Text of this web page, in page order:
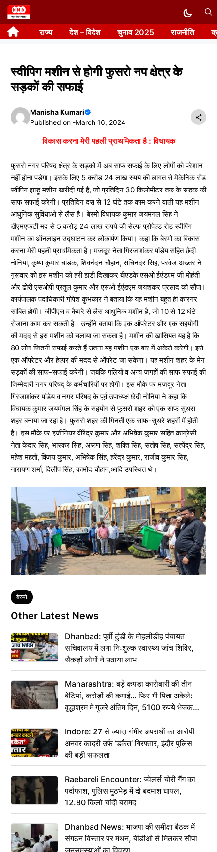
Skip
to
content राज्य देश – विदेश चुनाव 2025 राजनीति
स्वीपिग मशीन से होगी फुसरो नप क्षेत्र के
सड़कों की सफाई
Manisha Kumari
Published on -March 16, 2024
विकास करना मेरी पहली प्राथमिकता है : विधायक
फुसरो नगर परिषद क्षेत्र के सड़को में अब साफ सफाई के लिए लोगों को परेशान
नहीं होना पड़ेगा। इसके लिए 5 करोड़ 24 लाख रुपये की लागत से मैकेनिक रोड
स्वीपिग झाड़ू मशीन खरीदी गई है, जो प्रतिदिन 30 किलोमीटर तक के सड़क की
साफ सफाई करेगी। प्रतिदिन दस से 12 घंटे तक काम करने वाली यह मशीन
आधुनिक सुविधाओं से लैस है। बेरमो विधायक कुमार जयमंगल सिंह ने
डीएमएफटी मद से 5 करोड़ 24 लाख रूपये की सेल्फ प्रोपेल्ड रोड स्वीपिंग
मशीन का ऑनलाइन उद्घाटन कर लोकार्पण किया। कहा कि बेरमो का विकास
करना मेरी पहली प्राथमिकता है। मजदूर नेता गिरजाशंकर पांडेय सहित छेदी
नोनिया, कृष्ण कुमार चांडक, शिवनंदन चौहान, सचिनदर सिह, परवेज अख्तर ने
गुरूवार को इस मशीन को हरी झंडी दिखाकर बीएडके एसओ ईएंडएम जी मोहंती
और ढोरी एसओपी प्रतुल कुमार और एसओ ईएंडएम जयशंकर प्रसाद को सौपा।
कार्यपालक पदाघिकारी गोपेश कुंभकार ने बताया कि यह मशीन बहुत ही कारगर
साबित होगी। जीपीएस व कैमरे से लैस आधुनिक मशीन है, जो 10 से 12 घंटे
रोजाना काम कर सकती है। उन्होंने बताया कि एक ऑपरेटर और एक सहयोगी
की मदद से इस मशीन को चलाया जा सकता है। मशीन की खासियत यह है कि
80 लोग जितनी सफाई करते हैं उतना यह मशीन एक बार में अकेले करेगी। इसे
एक ऑपरेटर और हेल्पर की मदद से ऑपरेट जा सकेगा। यह मशीन शहर के मेन
सड़कों की साफ-सफाई करेगी। जबकि गलियों व अन्य जगहों की साफ सफाई की
जिम्मेदारी नगर परिषद् के कर्मचारियों पर होगी। इस मौके पर मजदूर नेता
गिरजाशंकर पांडेय व नगर परिषद के पूर्व उपाध्यक्ष छेदी नोनिया ने कहा कि
विघायक कुमार जयमंगल सिंह के सहयोग से फुसरो शहर को एक साफ सुथरा
शहर बनाया जा रहा है। फुसरो शहर की गिनती एक साफ-सुथरे शहरों में होती
है। इस मौके पर इंजीनियर वीरेंद्र कुमार और अभिषेक कुमार सहित कांग्रेसी
नेता केदार सिंह, भास्कर सिंह, अरूण सिंह, शक्ति सिंह, संतोष सिंह, सत्येंद्र सिंह,
महेश महतो, विजय कुमार, अभिषेक सिंह, हरेंद्र कुमार, राजीव कुमार सिंह,
नारायण शर्मा, दिलीप सिंह, कामोद चौहान,आदि उपस्थित थे।
Tags
बेरमो
Other Latest News
Dhanbad: पूर्वी टुंडी के मोहलीडीह पंचायत
सचिवालय में लगा निःशुल्क स्वास्थ्य जांच शिविर,
सैकड़ों लोगों ने उठाया लाभ
Maharashtra: बड़े कपड़ा कारोबारी की तीन
बेटियां, करोड़ों की कमाई… फिर भी पिता अकेले:
वृद्धाश्रम में गुजरे अंतिम दिन, 5100 रुपये भेजकर
कहा– अंतिम संस्कार कर दीजिए हम नहीं आ पाएंगे
Indore: 27 से ज्यादा गंभीर अपराधों का आरोपी
अनवर कादरी उर्फ ‘डकैत’ गिरफ्तार, इंदौर पुलिस
की बड़ी सफलता
Raebareli Encounter: ज्वेलर्स चोरी गैंग का
पर्दाफाश, पुलिस मुठभेड़ में दो बदमाश घायल,
12.80 किलो चांदी बरामद
Dhanbad News: भाजपा की समीक्षा बैठक में
संगठन विस्तार पर मंथन, बीडीओ से मिलकर सौंपा
जनसमस्याओं का विवरण